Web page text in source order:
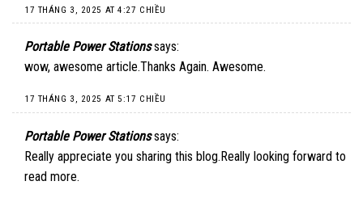
17 THÁNG 3, 2025 AT 4:27 CHIỀU
Portable Power Stations says:
wow, awesome article.Thanks Again. Awesome.
17 THÁNG 3, 2025 AT 5:17 CHIỀU
Portable Power Stations says:
Really appreciate you sharing this blog.Really looking forward to
read more.